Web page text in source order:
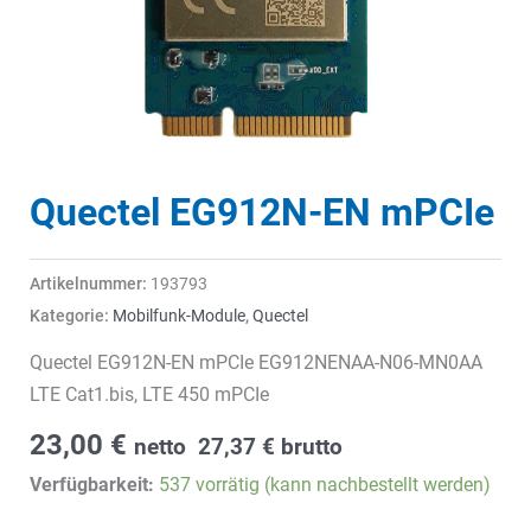
Quectel EG912N-EN mPCIe
Artikelnummer: 193793
Kategorie: Mobilfunk-Module,Quectel
Quectel EG912N-EN mPCIe EG912NENAA-N06-MN0AA
LTE Cat1.bis, LTE 450 mPCIe
23,00 € netto 27,37 € brutto
Verfügbarkeit: 537 vorrätig (kann nachbestellt werden)